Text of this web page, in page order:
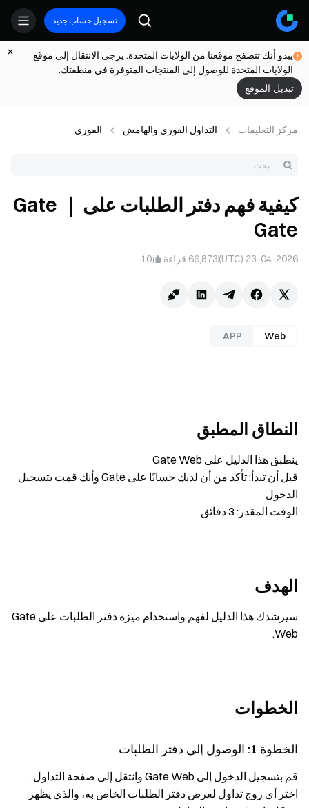
تسجيل حساب جديد
يبدو أنك تتصفح موقعنا من الولايات المتحدة. يرجى الانتقال إلى موقع
الولايات المتحدة للوصول إلى المنتجات المتوفرة في منطقتك.
تبديل الموقع
مركز التعلیمات التداول الفوري والهامش الفوري
كيفية فهم دفتر الطلبات على Gate ｜
Gate
23-04-2026 (UTC)
66,873 قراءة 10
Web
APP
النطاق المطبق
ينطبق هذا الدليل على Gate Web
قبل أن تبدأ: تأكد من أن لديك حسابًا على Gate وأنك قمت بتسجيل
الدخول
الوقت المقدر: 3 دقائق
الهدف
سيرشدك هذا الدليل لفهم واستخدام ميزة دفتر الطلبات على Gate
Web.
الخطوات
الخطوة 1: الوصول إلى دفتر الطلبات
قم بتسجيل الدخول إلى Gate Web وانتقل إلى صفحة التداول.
اختر أي زوج تداول لعرض دفتر الطلبات الخاص به، والذي يظهر